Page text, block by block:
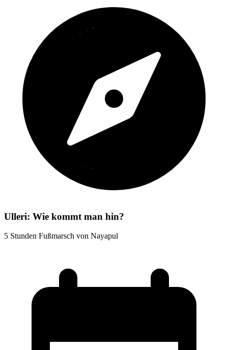
Ulleri: Wie kommt man hin?
5 Stunden Fußmarsch von Nayapul